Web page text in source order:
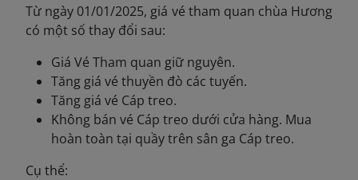
Từ ngày 01/01/2025, giá vé tham quan chùa Hương
có một số thay đổi sau:
Giá Vé Tham quan giữ nguyên.
Tăng giá vé thuyền đò các tuyến.
Tăng giá vé Cáp treo.
Không bán vé Cáp treo dưới cửa hàng. Mua
hoàn toàn tại quầy trên sân ga Cáp treo.
Cụ thể: